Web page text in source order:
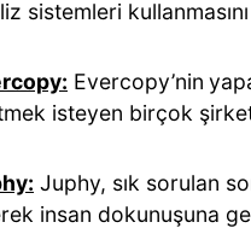
sistemleri
Evercopy’nin
isteyen birçok
Juphy, sık sorulan
insan dokunuşuna